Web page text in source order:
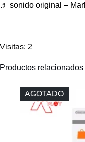
♬ sonido original –
Visitas: 2
Productos relacionados
AGOTADO